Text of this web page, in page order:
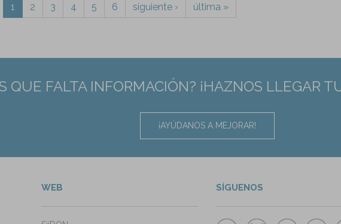
1 2 3 4 5 6 siguiente › última »
QUE FALTA INFORMACIÓN? ¡HAZNOS LLEGAR
¡AYÚDANOS A MEJORAR!
WEB SÍGUENOS